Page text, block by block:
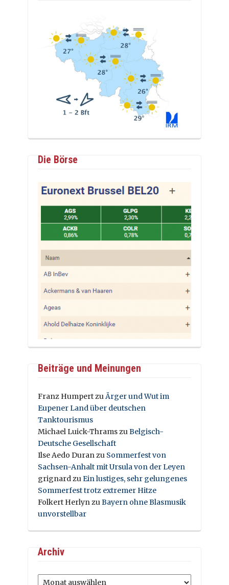
Die Börse
Beiträge und Meinungen
Franz HumpertzuÄrger und Wut im
Eupener Land über deutschen
Tanktourismus
Michael Luick-ThramszuBelgisch-
Deutsche Gesellschaft
Ilse Aedo Duranzu Sommerfest von
Sachsen-Anhalt mit Ursula von der Leyen
grignardzuEin lustiges, sehr gelungenes
Sommerfest trotz extremer Hitze
Folkert HerlynzuBayern ohne Blasmusik
unvorstellbar
Archiv
Archiv